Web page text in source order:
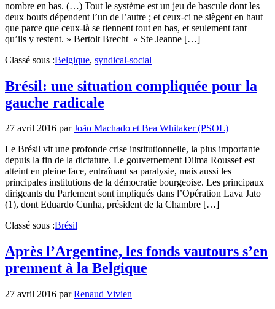
nombre en bas. (…) Tout le système est un jeu de bascule dont les
deux bouts dépendent l’un de l’autre ; et ceux-ci ne siègent en haut
que parce que ceux-là se tiennent tout en bas, et seulement tant
qu’ils y restent. » Bertolt Brecht « Ste Jeanne […]
Classé sous :Belgique, syndical-social
Brésil: une situation compliquée pour la
gauche radicale
27 avril 2016 parJoão Machado et Bea Whitaker (PSOL)
Le Brésil vit une profonde crise institutionnelle, la plus importante
depuis la fin de la dictature. Le gouvernement Dilma Roussef est
atteint en pleine face, entraînant sa paralysie, mais aussi les
principales institutions de la démocratie bourgeoise. Les principaux
dirigeants du Parlement sont impliqués dans l’Opération Lava Jato
(1), dont Eduardo Cunha, président de la Chambre […]
Classé sous :Brésil
Après l’Argentine, les fonds vautours s’en
prennent à la Belgique
27 avril 2016 parRenaud Vivien